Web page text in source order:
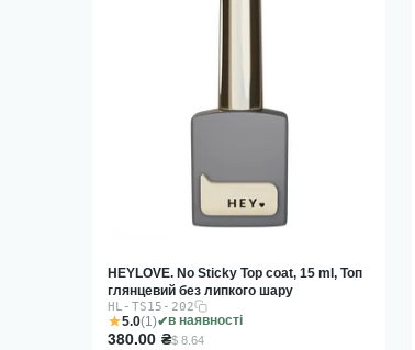
5.0(1) в наявності
HEYLOVE. No Sticky Top coat, 15 ml, Топ
глянцевий без липкого шару
HL-TS15-202
380.00 ₴$ 8.64